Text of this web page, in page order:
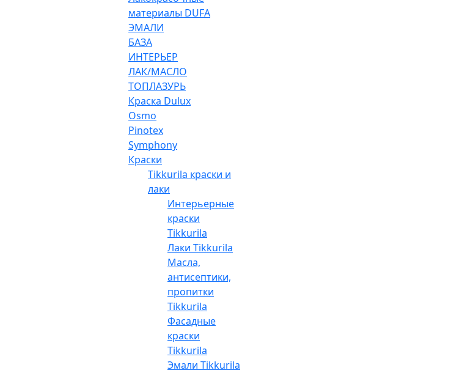
материалы DUFA
ЭМАЛИ
БАЗА
ИНТЕРЬЕР
ЛАК/МАСЛО
ТОПЛАЗУРЬ
Краска Dulux
Osmo
Pinotex
Symphony
Краски
Tikkurila краски и
лаки
Интерьерные
краски
Tikkurila
Лаки Tikkurila
Масла,
антисептики,
пропитки
Tikkurila
Фасадные
краски
Tikkurila
Эмали Tikkurila